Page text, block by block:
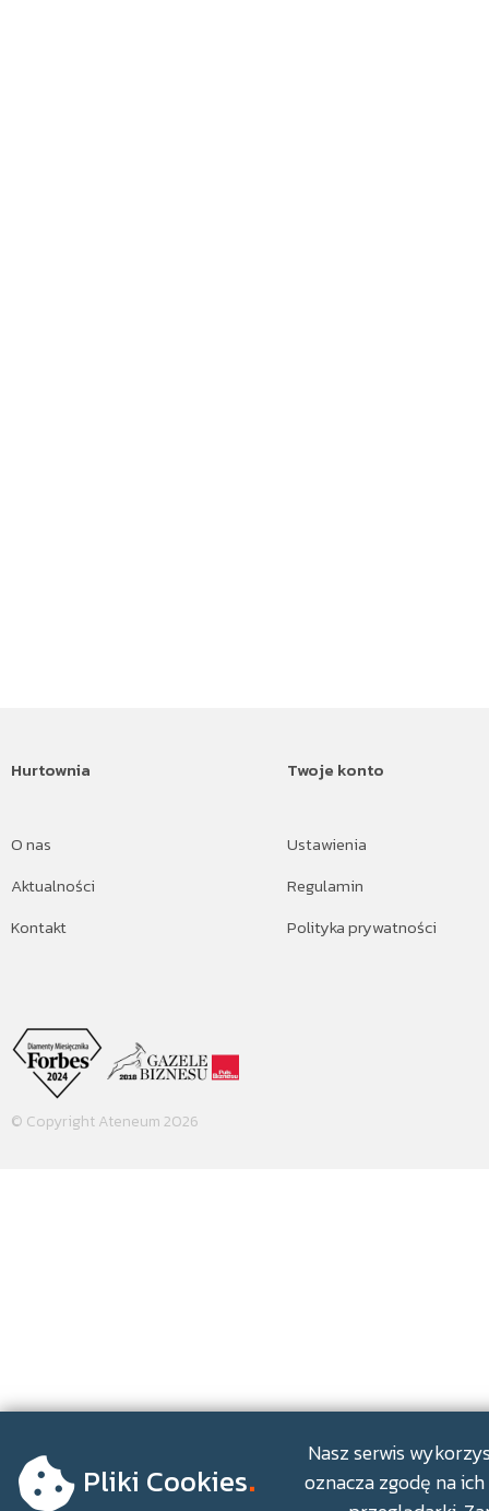
Hurtownia
O nas
Aktualności
Kontakt
Twoje konto
Ustawienia
Regulamin
Polityka prywatności
© Copyright Ateneum 2026
Pliki Cookies.
Nasz serwis
oznacza zgodę na